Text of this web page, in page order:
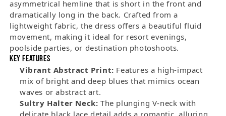
asymmetrical hemline that is short in the front and
dramatically long in the back. Crafted from a
lightweight fabric, the dress offers a beautiful fluid
movement, making it ideal for resort evenings,
poolside parties, or destination photoshoots.
Key Features
Vibrant Abstract Print: Features a high-impact
mix of bright and deep blues that mimics ocean
waves or abstract art.
Sultry Halter Neck: The plunging V-neck with